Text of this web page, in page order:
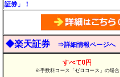
証券」！
◆楽天証券 ⇒詳細情報ページへ
すべて0円
※手数料コース「ゼロコース」の場合